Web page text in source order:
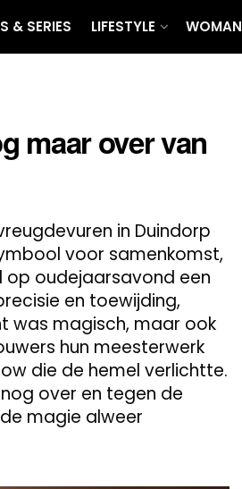
& SERIES LIFESTYLE WOMAN
maar over van
in Duindorp
voor samenkomst,
oudejaarsavond een
en toewijding,
was magisch, maar ook
hun meesterwerk
die de hemel verlichtte.
over en tegen de
magie alweer